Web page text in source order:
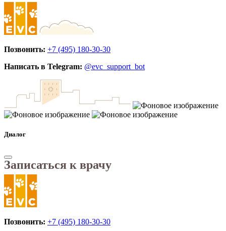
Позвонить: +7 (495) 180-30-30
Написать в Telegram: @evc_support_bot
Диалог
Записаться к врачу
Позвонить: +7 (495) 180-30-30